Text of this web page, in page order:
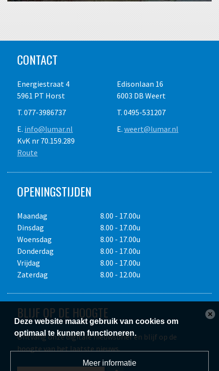
CONTACT
Energiestraat 4
5961 PT Horst
T. 077-3986737
E. info@lumar.nl
Edisonlaan 16
6003 DB Weert
T. 0495-531207
E. weert@lumar.nl
KvK nr 70.159.289
Route
OPENINGSTIJDEN
Maandag
Dinsdag
Woensdag
Donderdag
Vrijdag
Zaterdag
8.00 - 17.00u
8.00 - 17.00u
8.00 - 17.00u
8.00 - 17.00u
8.00 - 17.00u
8.00 - 12.00u
BLIJF OP DE HOOGTE
Ontvang onze digitale nieuwsbrief en blijf op de
hoogte van het laatste nieuws.
Deze website maakt gebruik van cookies om
optimaal te kunnen functioneren.
Meer informatie